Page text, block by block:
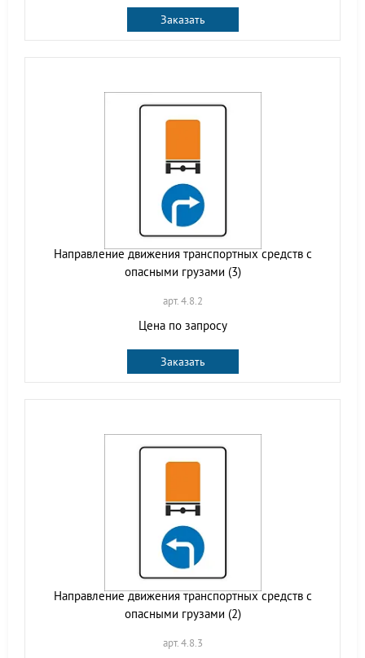
Заказать
Направление движения транспортных средств с
опасными грузами (3)
арт. 4.8.2
Цена по запросу
Заказать
Направление движения транспортных средств с
опасными грузами (2)
арт. 4.8.3